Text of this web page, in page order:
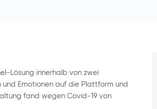
Lösung innerhalb von zwei
Emotionen auf die Plattform und
fand wegen Covid-19 von